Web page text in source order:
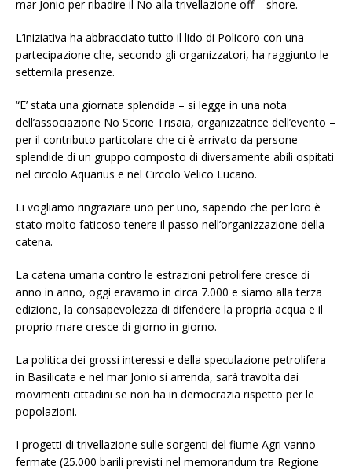
mar Jonio per ribadire il No alla trivellazione off – shore.
L’iniziativa ha abbracciato tutto il lido di Policoro con una
partecipazione che, secondo gli organizzatori, ha raggiunto le
settemila presenze.
“E’ stata una giornata splendida – si legge in una nota
dell’associazione No Scorie Trisaia, organizzatrice dell’evento –
per il contributo particolare che ci è arrivato da persone
splendide di un gruppo composto di diversamente abili ospitati
nel circolo Aquarius e nel Circolo Velico Lucano.
Li vogliamo ringraziare uno per uno, sapendo che per loro è
stato molto faticoso tenere il passo nell’organizzazione della
catena.
La catena umana contro le estrazioni petrolifere cresce di
anno in anno, oggi eravamo in circa 7.000 e siamo alla terza
edizione, la consapevolezza di difendere la propria acqua e il
proprio mare cresce di giorno in giorno.
La politica dei grossi interessi e della speculazione petrolifera
in Basilicata e nel mar Jonio si arrenda, sarà travolta dai
movimenti cittadini se non ha in democrazia rispetto per le
popolazioni.
I progetti di trivellazione sulle sorgenti del fiume Agri vanno
fermate (25.000 barili previsti nel memorandum tra Regione